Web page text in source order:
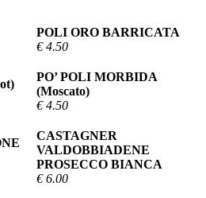
POLI ORO BARRICATA
€ 4.50
PO’ POLI MORBIDA
(Moscato)
€ 4.50
CASTAGNER
VALDOBBIADENE
PROSECCO BIANCA
€ 6.00